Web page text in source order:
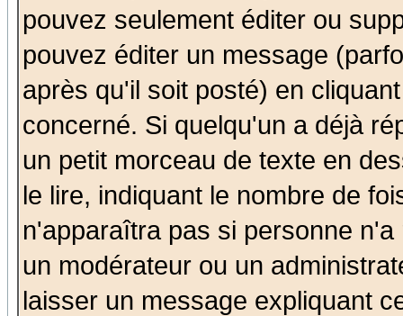
pouvez seulement éditer ou
pouvez éditer un message
après qu'il soit posté) en
concerné. Si quelqu'un a déjà
un petit morceau de texte en
le lire, indiquant le nombre de
n'apparaîtra pas si personne
un modérateur ou un
laisser un message expliquant